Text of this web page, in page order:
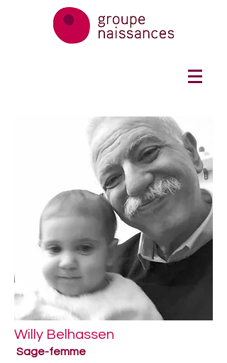
Willy Belhassen
Sage-femme